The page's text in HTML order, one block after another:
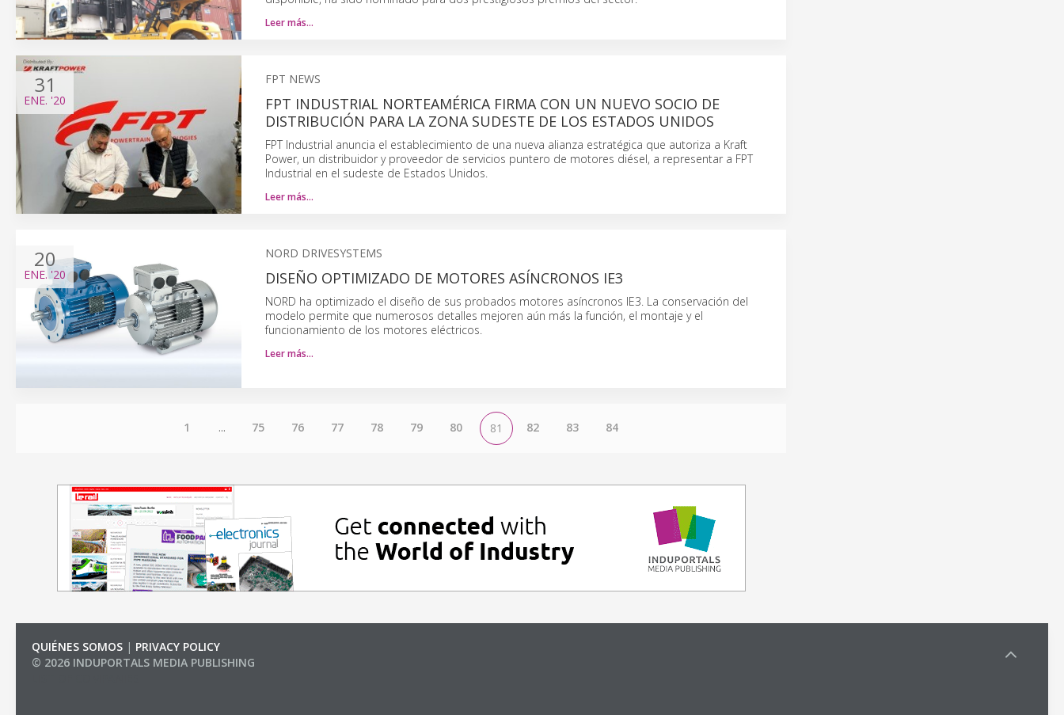
Leer más…
31
ENE. '20
FPT NEWS
FPT INDUSTRIAL NORTEAMÉRICA FIRMA CON UN NUEVO SOCIO DE
DISTRIBUCIÓN PARA LA ZONA SUDESTE DE LOS ESTADOS UNIDOS
FPT Industrial anuncia el establecimiento de una nueva alianza estratégica que autoriza a Kraft
Power, un distribuidor y proveedor de servicios puntero de motores diésel, a representar a FPT
Industrial en el sudeste de Estados Unidos.
Leer más…
20
ENE.'20
NORD DRIVESYSTEMS
DISEÑO OPTIMIZADO DE MOTORES ASÍNCRONOS IE3
NORD ha optimizado el diseño de sus probados motores asíncronos IE3. La conservación del
modelo permite que numerosos detalles mejoren aún más la función, el montaje y el
funcionamiento de los motores eléctricos.
Leer más…
1 ... 75 76 77 78 79 80 81 82 83 84
QUIÉNES SOMOS | PRIVACY POLICY
© 2026 INDUPORTALS MEDIA PUBLISHING